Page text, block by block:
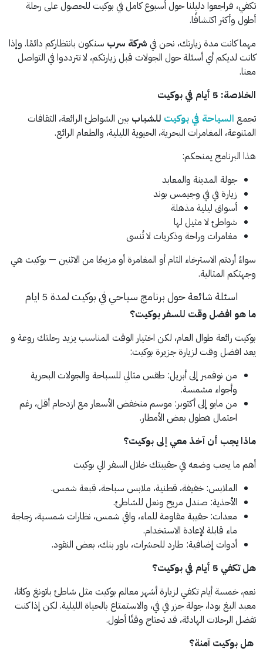
تكفي، فراجعوا دليلنا حول أسبوع كامل في بوكيت للحصول على رحلة
أطول وأكثر اكتشافًا.
مهما كانت مدة زيارتك، نحن في شركة سرب سنكون بانتظاركم دائمًا. وإذا
كانت لديكم أي أسئلة حول الجولات قبل زيارتكم، لا تترددوا في التواصل
معنا.
الخلاصة: 5 أيام في بوكيت
تجمع السياحة في بوكيت للشباب بين الشواطئ الرائعة، الثقافات
المتنوعة، المغامرات البحرية، الحيوية الليلية، والطعام الرائع.
هذا البرنامج يمنحكم:
جولة المدينة والمعابد
زيارة في في وجيمس بوند
أسواق ليلية مذهلة
شواطئ لا مثيل لها
مغامرات وراحة وذكريات لا تُنسى
سواءً أردتم الاسترخاء التام أو المغامرة أو مزيجًا من الاثنين — بوكيت هي
وجهتكم المثالية.
اسئلة شائعة حول برنامج سياحي في بوكيت لمدة 5 ايام
ما هو افضل وقت للسفر بوكيت؟
بوكيت رائعة طوال العام، لكن اختيار الوقت المناسب يزيد رحلتك روعة و
يعد افضل وقت لزيارة جزيرة بوكيت:
من نوفمبر إلى أبريل: طقس مثالي للسباحة والجولات البحرية
وأجواء مشمسة.
من مايو إلى أكتوبر: موسم منخفض الأسعار مع ازدحام أقل، رغم
احتمال هطول بعض الأمطار.
ماذا يجب أن آخذ معي إلى بوكيت؟
أهم ما يجب وضعه في حقيبتك خلال السفر الي بوكيت
الملابس: خفيفة، قطنية، ملابس سباحة، قبعة شمس.
الأحذية: صندل مريح ونعل للشاطئ.
معدات: حقيبة مقاومة للماء، واقي شمس، نظارات شمسية، زجاجة
ماء قابلة لإعادة الاستخدام.
أدوات إضافية: طارد للحشرات، باور بنك، بعض النقود.
هل تكفي 5 أيام في بوكيت؟
نعم، خمسة أيام تكفي لزيارة أشهر معالم بوكيت مثل شاطئ باتونغ وكاتا،
معبد البغ بودا، جولة جزر في في، والاستمتاع بالحياة الليلية. لكن إذا كنت
تفضل الرحلات الهادئة، قد تحتاج وقتًا أطول.
هل بوكيت آمنة؟